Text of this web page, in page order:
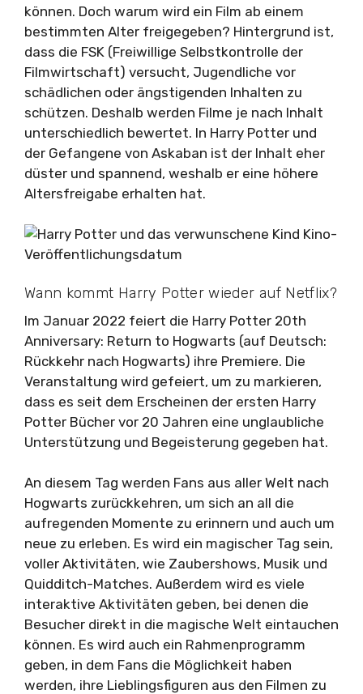
können. Doch warum wird ein Film ab einem
bestimmten Alter freigegeben? Hintergrund ist,
dass die FSK (Freiwillige Selbstkontrolle der
Filmwirtschaft) versucht, Jugendliche vor
schädlichen oder ängstigenden Inhalten zu
schützen. Deshalb werden Filme je nach Inhalt
unterschiedlich bewertet. In Harry Potter und
der Gefangene von Askaban ist der Inhalt eher
düster und spannend, weshalb er eine höhere
Altersfreigabe erhalten hat.
Wann kommt Harry Potter wieder auf Netflix?
Im Januar 2022 feiert die Harry Potter 20th
Anniversary: Return to Hogwarts (auf Deutsch:
Rückkehr nach Hogwarts) ihre Premiere. Die
Veranstaltung wird gefeiert, um zu markieren,
dass es seit dem Erscheinen der ersten Harry
Potter Bücher vor 20 Jahren eine unglaubliche
Unterstützung und Begeisterung gegeben hat.
An diesem Tag werden Fans aus aller Welt nach
Hogwarts zurückkehren, um sich an all die
aufregenden Momente zu erinnern und auch um
neue zu erleben. Es wird ein magischer Tag sein,
voller Aktivitäten, wie Zaubershows, Musik und
Quidditch-Matches. Außerdem wird es viele
interaktive Aktivitäten geben, bei denen die
Besucher direkt in die magische Welt eintauchen
können. Es wird auch ein Rahmenprogramm
geben, in dem Fans die Möglichkeit haben
werden, ihre Lieblingsfiguren aus den Filmen zu